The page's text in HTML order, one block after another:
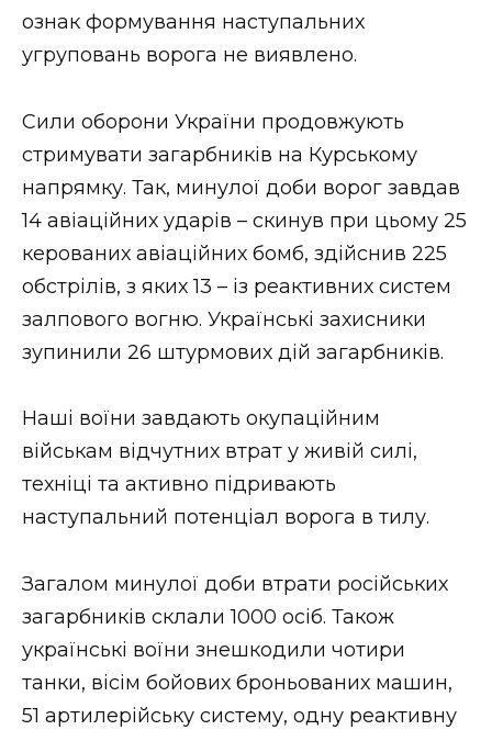
ознак формування наступальних
угруповань ворога не виявлено.
Сили оборони України продовжують
стримувати загарбників на Курському
напрямку. Так, минулої доби ворог завдав
14 авіаційних ударів – скинув при цьому 25
керованих авіаційних бомб, здійснив 225
обстрілів, з яких 13 – із реактивних систем
залпового вогню. Українські захисники
зупинили 26 штурмових дій загарбників.
Наші воїни завдають окупаційним
військам відчутних втрат у живій силі,
техніці та активно підривають
наступальний потенціал ворога в тилу.
Загалом минулої доби втрати російських
загарбників склали 1000 осіб. Також
українські воїни знешкодили чотири
танки, вісім бойових броньованих машин,
51 артилерійську систему, одну реактивну